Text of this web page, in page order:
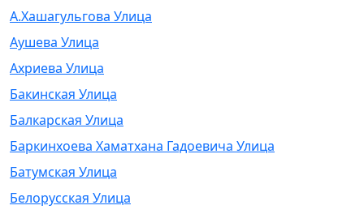
А.Хашагульгова Улица
Аушева Улица
Ахриева Улица
Бакинская Улица
Балкарская Улица
Баркинхоева Хаматхана Гадоевича Улица
Батумская Улица
Белорусская Улица